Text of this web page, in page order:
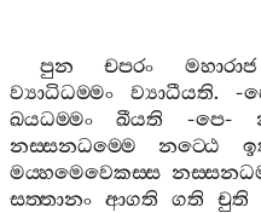
පුන චපරං මහාරාජ
ව්‍යාධිධම‍්මං
ව්‍යාධීයති. -
ඛයධම‍්මං
ඛීයති -පෙ-
නස‍්සනධම‍්මෙ
නට‍්ඨෙ
මය‍්හමෙවෙකස‍්ස
සත‍්තානං ආගති ගති චුති